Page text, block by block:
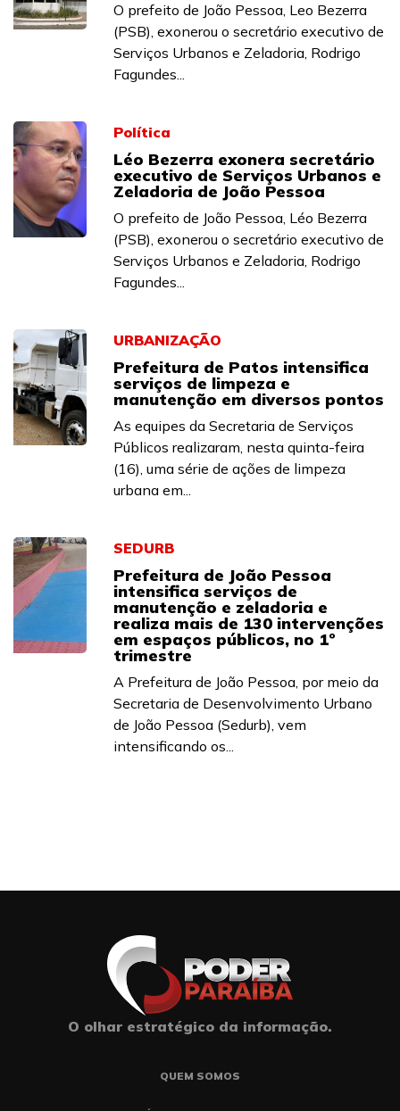
O prefeito de João Pessoa, Leo Bezerra
(PSB), exonerou o secretário executivo de
Serviços Urbanos e Zeladoria, Rodrigo
Fagundes...
Política
Léo Bezerra exonera secretário
executivo de Serviços Urbanos e
Zeladoria de João Pessoa
O prefeito de João Pessoa, Léo Bezerra
(PSB), exonerou o secretário executivo de
Serviços Urbanos e Zeladoria, Rodrigo
Fagundes...
URBANIZAÇÃO
Prefeitura de Patos intensifica
serviços de limpeza e
manutenção em diversos pontos
As equipes da Secretaria de Serviços
Públicos realizaram, nesta quinta-feira
(16), uma série de ações de limpeza
urbana em...
SEDURB
Prefeitura de João Pessoa
intensifica serviços de
manutenção e zeladoria e
realiza mais de 130 intervenções
em espaços públicos, no 1º
trimestre
A Prefeitura de João Pessoa, por meio da
Secretaria de Desenvolvimento Urbano
de João Pessoa (Sedurb), vem
intensificando os...
O olhar estratégico da informação.
QUEM SOMOS